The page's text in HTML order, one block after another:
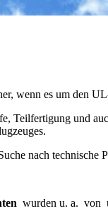
wenn es um den
Teilfertigung und
nach technische
wurden u. a. von